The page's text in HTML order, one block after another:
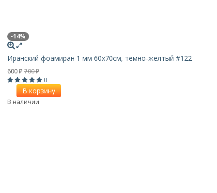
-14%
Иранский фоамиран 1 мм 60х70см, темно-желтый #122
600 ₽ 700₽
0
В корзину
В наличии